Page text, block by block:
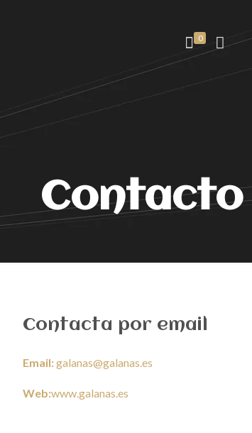
0
Contacto
Contacta por email
Email:galanas@galanas.es
Web:www.galanas.es